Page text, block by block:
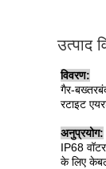
उत्पाद
विवरण:
गैर-
रटाइट
अनुप्रयोग:
IP68
के लिए